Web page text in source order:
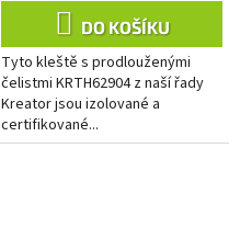
DO KOŠÍKU
Tyto kleště s prodlouženými
čelistmi KRTH62904 z naší řady
Kreator jsou izolované a
certifikované...